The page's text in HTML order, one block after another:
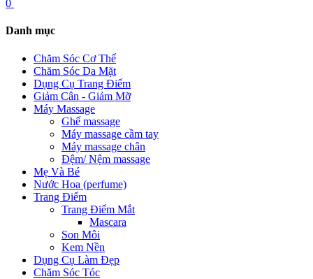
0
Danh mục
Chăm Sóc Cơ Thể
Chăm Sóc Da Mặt
Dụng Cụ Trang Điểm
Giảm Cân - Giảm Mỡ
Máy Massage
Ghế massage
Máy massage cầm tay
Máy massage chân
Đệm/ Nệm massage
Mẹ Và Bé
Nước Hoa (perfume)
Trang Điểm
Trang Điểm Mắt
Mascara
Son Môi
Kem Nền
Dụng Cụ Làm Đẹp
Chăm Sóc Tóc